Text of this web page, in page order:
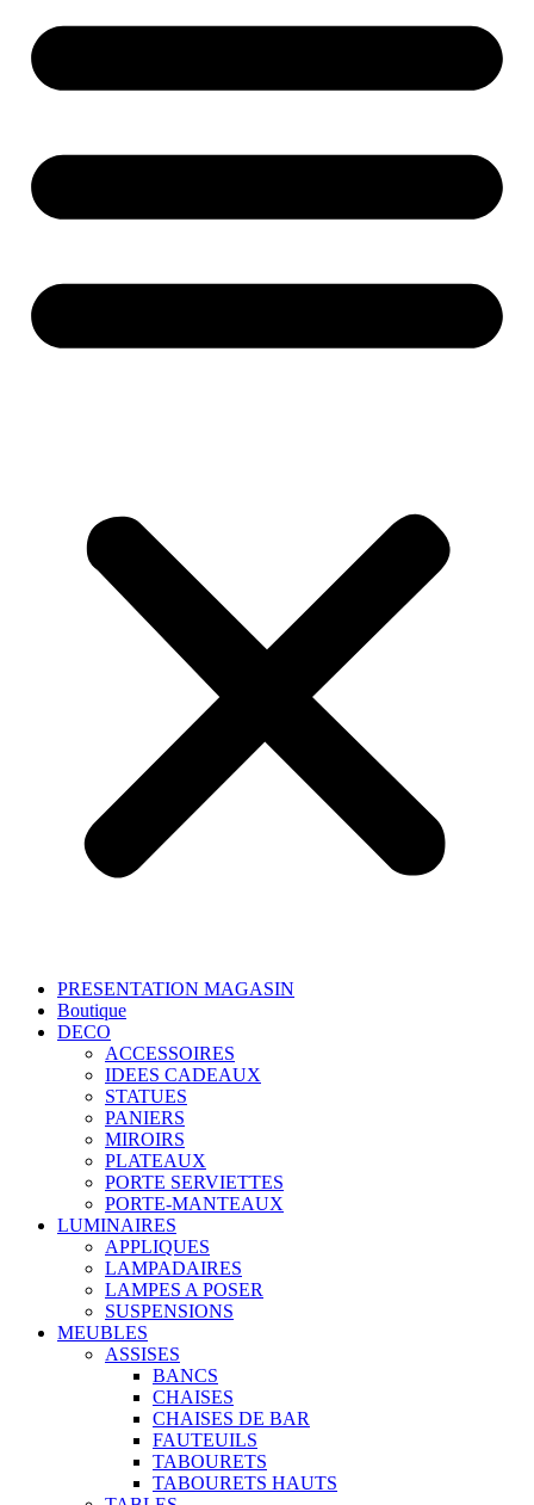
PRESENTATION MAGASIN
Boutique
DECO
ACCESSOIRES
IDEES CADEAUX
STATUES
PANIERS
MIROIRS
PLATEAUX
PORTE SERVIETTES
PORTE-MANTEAUX
LUMINAIRES
APPLIQUES
LAMPADAIRES
LAMPES A POSER
SUSPENSIONS
MEUBLES
ASSISES
BANCS
CHAISES
CHAISES DE BAR
FAUTEUILS
TABOURETS
TABOURETS HAUTS